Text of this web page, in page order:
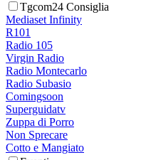
Tgcom24 Consiglia
Mediaset Infinity
R101
Radio 105
Virgin Radio
Radio Montecarlo
Radio Subasio
Comingsoon
Superguidatv
Zuppa di Porro
Non Sprecare
Cotto e Mangiato